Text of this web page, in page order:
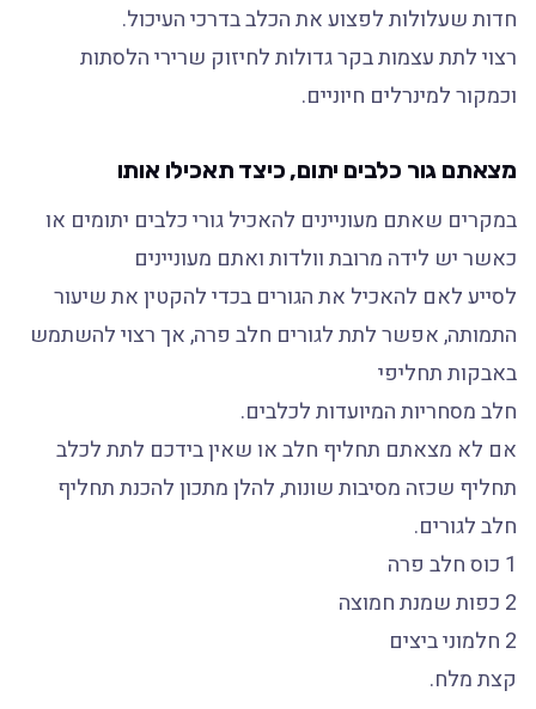
חדות שעלולות לפצוע את הכלב בדרכי העיכול.
רצוי לתת עצמות בקר גדולות לחיזוק שרירי הלסתות
וכמקור למינרלים חיוניים.
מצאתם גור כלבים יתום, כיצד תאכילו אותו
במקרים שאתם מעוניינים להאכיל גורי כלבים יתומים או
כאשר יש לידה מרובת וולדות ואתם מעוניינים
לסייע לאם להאכיל את הגורים בכדי להקטין את שיעור
התמותה, אפשר לתת לגורים חלב פרה, אך רצוי להשתמש
באבקות תחליפי
חלב מסחריות המיועדות לכלבים.
אם לא מצאתם תחליף חלב או שאין בידכם לתת לכלב
תחליף שכזה מסיבות שונות, להלן מתכון להכנת תחליף
חלב לגורים.
1 כוס חלב פרה
2 כפות שמנת חמוצה
2 חלמוני ביצים
קצת מלח.